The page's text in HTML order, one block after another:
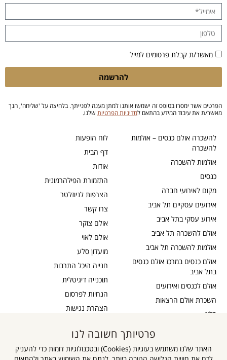
לוח הופעות
דף הבית
אודות
התזמורת הפילהרמונית
הצרפות לניוזלטר
צרו קשר
אולם צוקר
אולם לאוי
מועדון סלע
חנייה היכל התרבות
תוכנייה דיגיטלית
הנחיות לפרסום
הצהרת נגישות
אישור נגישות
מדיניות פרטיות
להשכרה אולם כנסים – אולמות
להשכרה
אולמות להשכרה
כנסים
מקום לאירועי חברה
אירועים עסקיים תל אביב
אירוע עסקי בתל אביב
אולם להשכרה תל אביב
אולמות להשכרה תל אביב
אולם כנסים במרכז אולם כנסים
בתל אביב
אולם לכנסים ואירועים
השכרת אולם הרצאות
בלוג
מאשר/ת קבלת פרסומים למייל
להרשמה
הפרטים אשר ימסרו בטופס זה ישמשו אותנו למתן מענה לפנייתך. בלחיצה על 'שליחה', הנך
מאשר/ת את עיבוד המידע בהתאם למדיניות הפרטיות שלנו.
פרטיותך חשובה לנו
האתר שלנו משתמש בעוגיות (Cookies) ובטכנולוגיות דומות כדי להעניק